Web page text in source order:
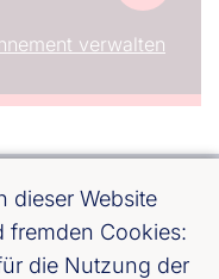
verwalten
dieser Website
fremden Cookies:
die Nutzung der